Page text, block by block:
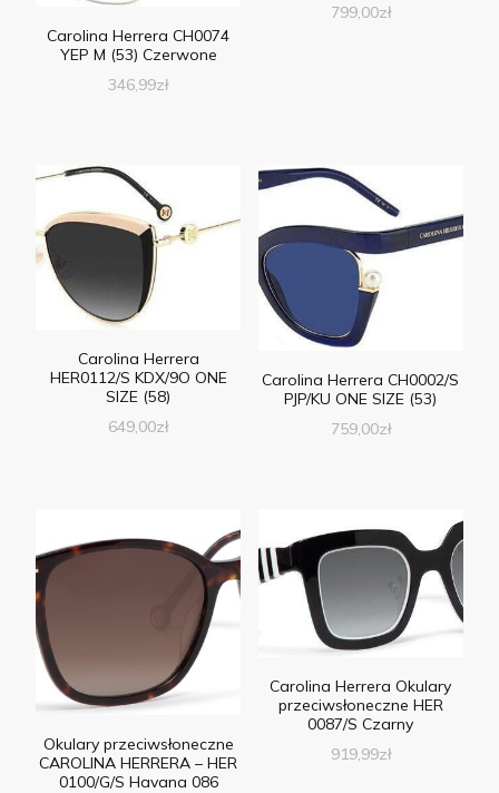
Carolina Herrera CH0074
YEP M (53) Czerwone
346,99zł
799,00zł
Carolina Herrera
HER0112/S KDX/9O ONE
SIZE (58)
649,00zł
Carolina Herrera CH0002/S
PJP/KU ONE SIZE (53)
759,00zł
Okulary przeciwsłoneczne
CAROLINA HERRERA – HER
0100/G/S Havana 086
Carolina Herrera Okulary
przeciwsłoneczne HER
0087/S Czarny
919,99zł